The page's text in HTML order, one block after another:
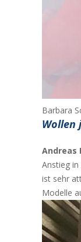
Barbara
Wollen
Andreas
Anstieg
ist sehr
Modelle